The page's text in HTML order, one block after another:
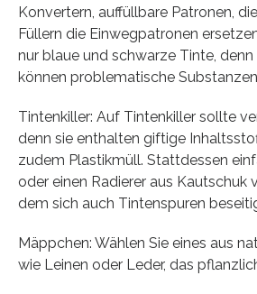
Konvertern, auffüllbare Patronen,
Füllern die Einwegpatronen
nur blaue und schwarze Tinte, denn
können problematische
Tintenkiller: Auf Tintenkiller sollte
denn sie enthalten giftige
zudem Plastikmüll. Stattdessen
oder einen Radierer aus Kautschuk
dem sich auch Tintenspuren
Mäppchen: Wählen Sie eines aus
wie Leinen oder Leder, das